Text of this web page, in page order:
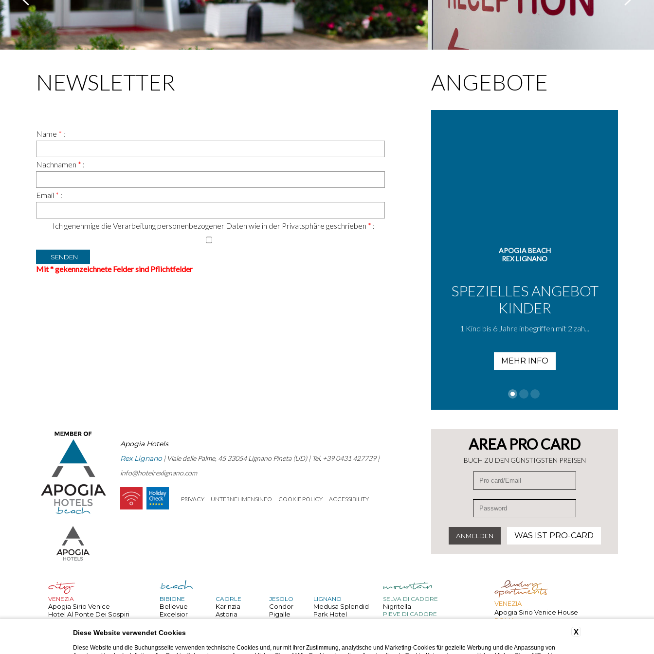
NEWSLETTER
Name * :
Nachnamen * :
Email * :
Ich genehmige die Verarbeitung personenbezogener Daten wie in der Privatsphäre geschrieben * :
Mit * gekennzeichnete Felder sind Pflichtfelder
ANGEBOTE
APOGIA BEACH
REX LIGNANO
SPEZIELLES ANGEBOT
KINDER
1 Kind bis 6 Jahre inbegriffen mit 2 zah...
MEHR INFO
AREA PRO CARD
BUCH ZU DEN GÜNSTIGSTEN PREISEN
WAS IST PRO-CARD
Apogia Hotels
Rex Lignano| Viale delle Palme, 45 33054 Lignano Pineta (UD) | Tel. +39 0431 427739 |
info@hotelrexlignano.com
PRIVACY UNTERNEHMENSINFO COOKIE POLICY ACCESSIBILITY
VENEZIA
Apogia Sirio Venice
Hotel Al Ponte Dei Sospiri
Hotel All'angelo
Apogia Paris
Apogia Nice
BIBIONE
Bellevue
Excelsior
Bembo
Royal
Palace
Danieli
CAORLE
Karinzia
Astoria
San Giorgio
Villa d'Este
JESOLO
Condor
Pigalle
Capitol
LIGNANO
Medusa Splendid
Park Hotel
Bristol
Helvetia
SELVA DI CADORE
Nigritella
PIEVE DI CADORE
Belvedere
VENEZIA
Apogia Sirio Venice House
ROMA
X
Diese Website verwendet Cookies
Diese Website und die Buchungsseite verwenden technische Cookies und, nur mit Ihrer Zustimmung, analytische und Marketing-Cookies für gezielte Werbung und die Anpassung von